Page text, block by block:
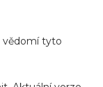
vědomí tyto